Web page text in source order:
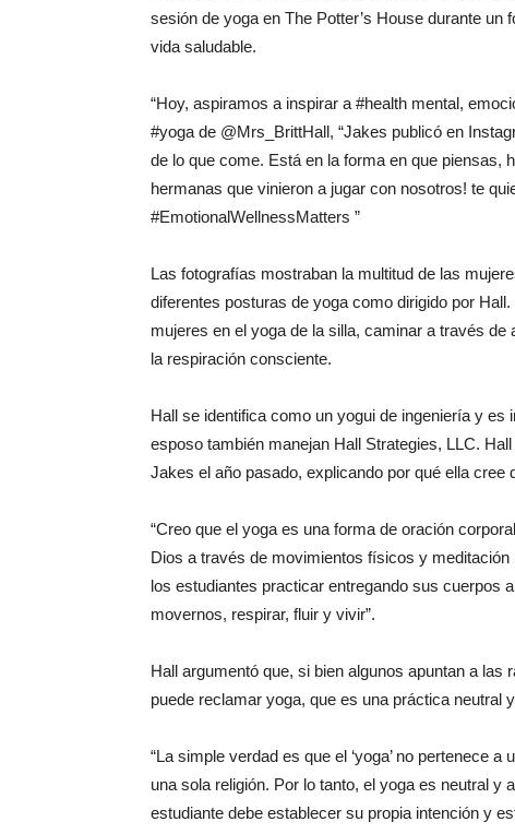
sesión de yoga en The Potter’s House durante
vida saludable.
“Hoy, aspiramos a inspirar a #health mental,
#yoga de @Mrs_BrittHall, “Jakes publicó en
de lo que come. Está en la forma en que piensas,
hermanas que vinieron a jugar con nosotros! te
#EmotionalWellnessMatters ”
Las fotografías mostraban la multitud de las
diferentes posturas de yoga como dirigido por
mujeres en el yoga de la silla, caminar a través
la respiración consciente.
Hall se identifica como un yogui de ingeniería y
esposo también manejan Hall Strategies, LLC.
Jakes el año pasado, explicando por qué ella
“Creo que el yoga es una forma de oración
Dios a través de movimientos físicos y
los estudiantes practicar entregando sus cuerpos
movernos, respirar, fluir y vivir”.
Hall argumentó que, si bien algunos apuntan a
puede reclamar yoga, que es una práctica neutral
“La simple verdad es que el ‘yoga’ no pertenece
una sola religión. Por lo tanto, el yoga es neutral y
estudiante debe establecer su propia intención y